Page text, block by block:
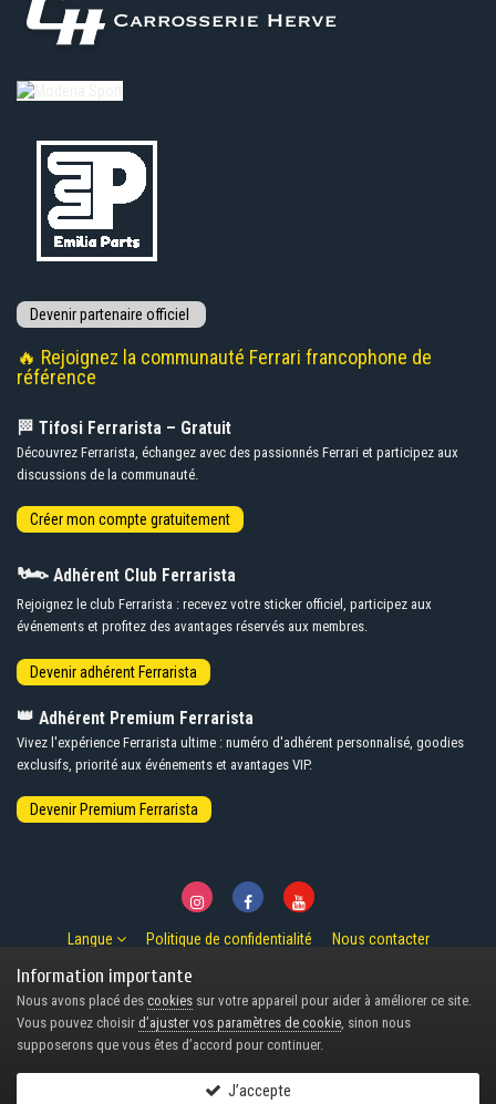
🔥 Rejoignez la communauté Ferrari francophone de
référence
🏁 Tifosi Ferrarista – Gratuit
Découvrez Ferrarista, échangez avec des passionnés Ferrari et participez aux
discussions de la communauté.
🏎️ Adhérent Club Ferrarista
Rejoignez le club Ferrarista : recevez votre sticker officiel, participez aux
événements et profitez des avantages réservés aux membres.
👑 Adhérent Premium Ferrarista
Vivez l'expérience Ferrarista ultime : numéro d'adhérent personnalisé, goodies
exclusifs, priorité aux événements et avantages VIP.
Langue Politique de confidentialité Nous contacter
© Copyright 2007-2026 Ferrarista.Club
Powered by Invision Community
Design by Invision Focus.
Information importante
Nous avons placé des cookies sur votre appareil pour aider à améliorer ce site.
Vous pouvez choisir d’ajuster vos paramètres de cookie, sinon nous
supposerons que vous êtes d’accord pour continuer.
J’accepte